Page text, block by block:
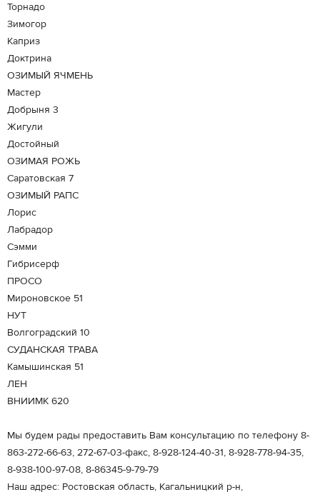
Торнадо
Зимогор
Каприз
Доктрина
ОЗИМЫЙ ЯЧМЕНЬ
Мастер
Добрыня 3
Жигули
Достойный
ОЗИМАЯ РОЖЬ
Саратовская 7
ОЗИМЫЙ РАПС
Лорис
Лабрадор
Сэмми
Гибрисерф
ПРОСО
Мироновское 51
НУТ
Волгоградский 10
СУДАНСКАЯ ТРАВА
Камышинская 51
ЛЕН
ВНИИМК 620
Мы будем рады предоставить Вам консультацию по телефону 8-
863-272-66-63, 272-67-03-факс, 8-928-124-40-31, 8-928-778-94-35,
8-938-100-97-08, 8-86345-9-79-79
Наш адрес: Ростовская область, Кагальницкий р-н,